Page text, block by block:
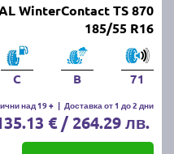
WinterContact TS 870
185/55 R16
C B 71
над 19 + | Доставка от 1 до 2 дни
€ / 264.29 лв.